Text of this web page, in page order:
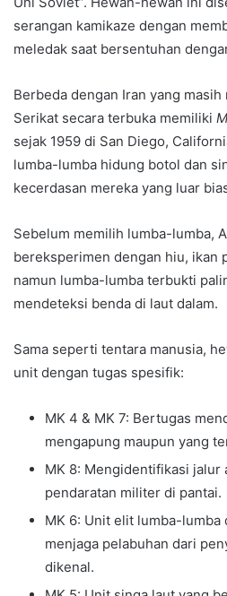
serangan kamikaze dengan
meledak saat bersentuhan
Berbeda dengan Iran yang
Serikat secara terbuka memiliki
sejak 1959 di San Diego,
lumba-lumba hidung botol dan
kecerdasan mereka yang luar
Sebelum memilih lumba-lumba,
bereksperimen dengan hiu, ikan
namun lumba-lumba terbukti
mendeteksi benda di laut dalam.
Sama seperti tentara manusia,
unit dengan tugas spesifik:
MK 4 & MK 7: Bertugas
mengapung maupun yang
MK 8: Mengidentifikasi jalur
pendaratan militer di pantai.
MK 6: Unit elit lumba-lumba
menjaga pelabuhan dari
dikenal.